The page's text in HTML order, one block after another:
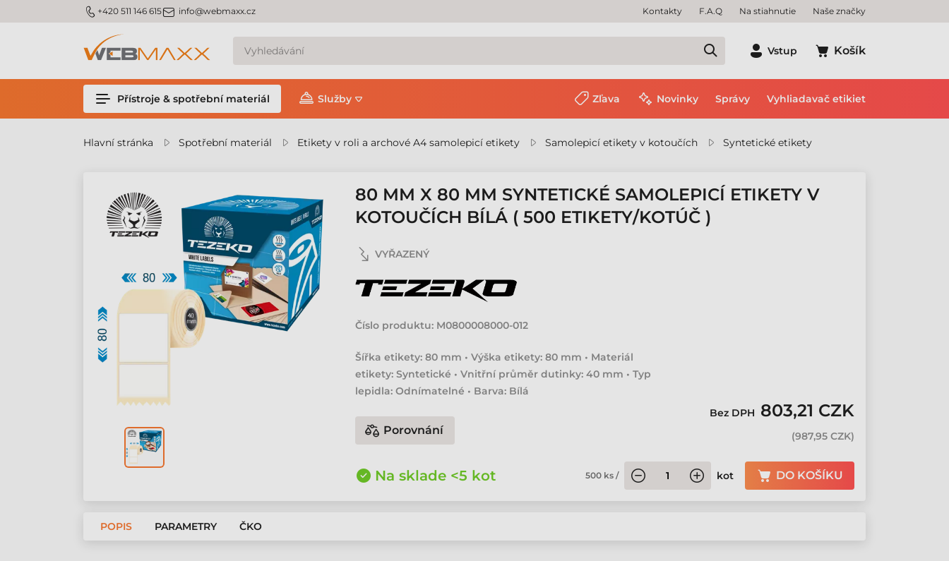
m_phone +420 511 146 615m_email info@webmaxx.cz Kontakty F.A.Q Na stiahnutie Naše značky
Vstup Košík
Přístroje & spotřební materiál Služby Zľava Novinky Správy Vyhliadavač etikiet
Hlavní stránka Spotřební materiál Etikety v roli a archové A4 samolepicí etikety Samolepicí etikety v kotoučích Syntetické etikety
80 MM X 80 MM SYNTETICKÉ SAMOLEPICÍ ETIKETY V
KOTOUČÍCH BÍLÁ ( 500 ETIKETY/KOTÚČ )
VYŘAZENÝ
Číslo produktu: M0800008000-012
Šířka etikety: 80 mm • Výška etikety: 80 mm • Materiál
etikety: Syntetické • Vnitřní průměr dutinky: 40 mm • Typ
lepidla: Odnímatelné • Barva: Bílá
Porovnání
Bez DPH 803,21 CZK
(987,95 CZK)
Na sklade <5 kot 500 ks/ kot DO KOŠÍKU
POPIS PARAMETRY ČKO